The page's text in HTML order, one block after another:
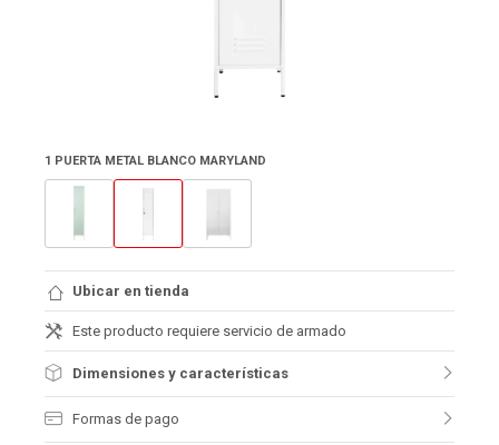
1 PUERTA METAL BLANCO MARYLAND
Ubicar en tienda
Este producto requiere servicio de armado
Dimensiones y características
Formas de pago